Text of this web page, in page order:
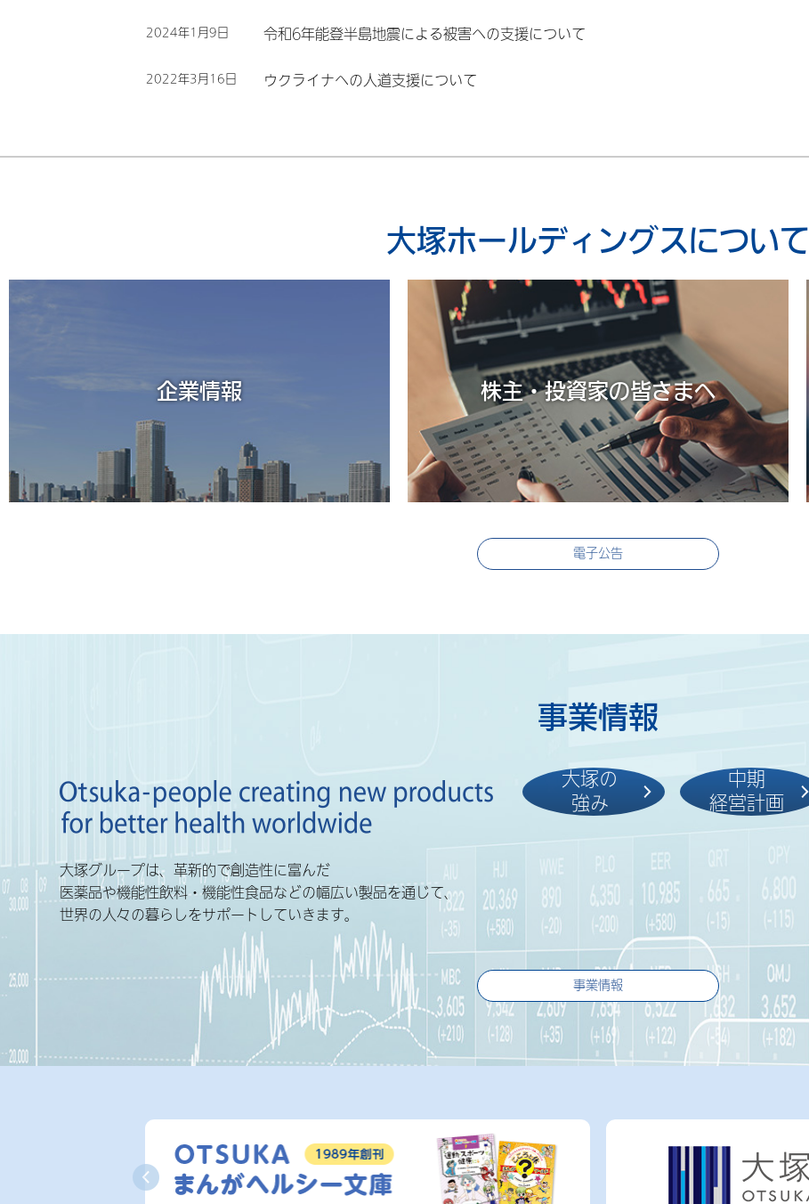
2024年1月9日 令和6年能登半島地震による被害への支援について
2022年3月16日 ウクライナへの人道支援について
大塚ホールディングスについて
企業情報 株主・投資家の皆さまへ
大塚グループ At a Glance電子公告
事業情報
大塚グループは、革新的で創造性に富んだ
医薬品や機能性飲料・機能性食品などの幅広い製品を通じて、
世界の人々の暮らしをサポートしていきます。
大塚の
強み
中期
経営計画
事業情報